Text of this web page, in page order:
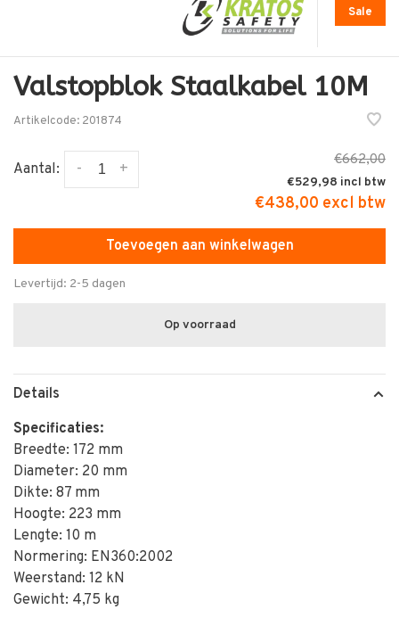
Sale
Valstopblok Staalkabel 10M
Artikelcode: 201874
Aantal: +
-
€662,00
€529,98
€438,00 excl btw
Toevoegen aan winkelwagen
Levertijd: 2-5 dagen
Op voorraad
Details
Specificaties:
Breedte: 172 mm
Diameter: 20 mm
Dikte: 87 mm
Hoogte: 223 mm
Lengte: 10 m
Normering: EN360:2002
Weerstand: 12 kN
Gewicht: 4,75 kg